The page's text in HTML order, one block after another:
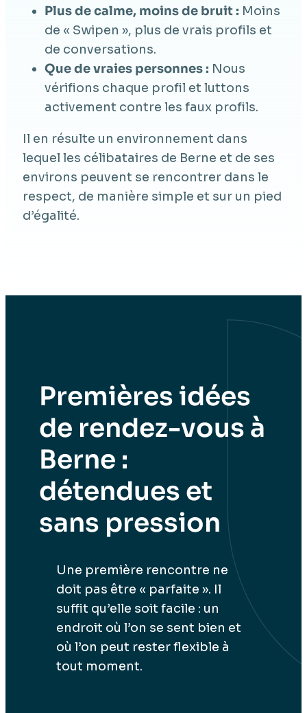
Plus de calme, moins de bruit : Moins
de « Swipen », plus de vrais profils et
de conversations.
Que de vraies personnes : Nous
vérifions chaque profil et luttons
activement contre les faux profils.
Il en résulte un environnement dans
lequel les célibataires de Berne et de ses
environs peuvent se rencontrer dans le
respect, de manière simple et sur un pied
d’égalité.
Premières idées
de rendez-vous à
Berne :
détendues et
sans pression
Une première rencontre ne
doit pas être « parfaite ». Il
suffit qu’elle soit facile : un
endroit où l’on se sent bien et
où l’on peut rester flexible à
tout moment.